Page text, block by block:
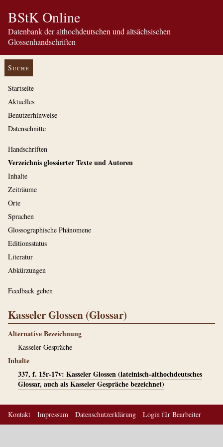
BStK Online
Datenbank der althochdeutschen und altsächsischen
Glossenhandschriften
Suche
Startseite
Aktuelles
Benutzerhinweise
Datenschnitte
Handschriften
Verzeichnis glossierter Texte und Autoren
Inhalte
Zeiträume
Orte
Sprachen
Glossographische Phänomene
Editionsstatus
Literatur
Abkürzungen
Feedback geben
Kasseler Glossen (Glossar)
Alternative Bezeichnung
Kasseler Gespräche
Inhalte
337, f. 15r-17v: Kasseler Glossen (lateinisch-althochdeutsches
Glossar, auch als Kasseler Gespräche bezeichnet)
Kontakt Impressum Datenschutzerklärung Login für Bearbeiter